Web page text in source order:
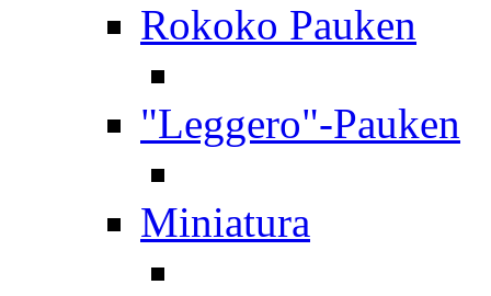
Rokoko Pauken
"Leggero"-Pauken
Miniatura